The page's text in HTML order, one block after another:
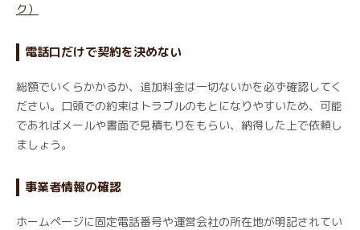
ク）
電話口だけで契約を決めない
総額でいくらかかるか、追加料金は一切ないかを必ず確認してく
ださい。口頭での約束はトラブルのもとになりやすいため、可能
であればメールや書面で見積もりをもらい、納得した上で依頼し
ましょう。
事業者情報の確認
ホームページに固定電話番号や運営会社の所在地が明記されてい